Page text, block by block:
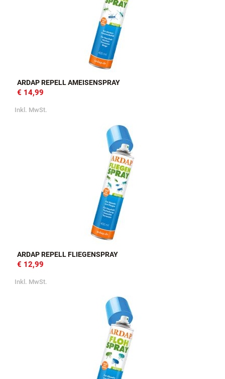
ARDAP REPELL AMEISENSPRAY
€ 14,99
Inkl. MwSt.
ARDAP REPELL FLIEGENSPRAY
€ 12,99
Inkl. MwSt.